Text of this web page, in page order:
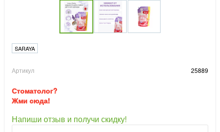
SARAYA
Артикул 25889
Стоматолог?
Жми сюда!
Напиши отзыв и получи скидку!